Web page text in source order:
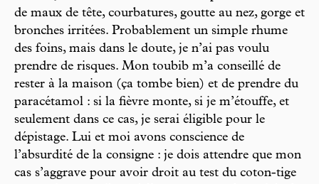
de maux de tête, courbatures, goutte au nez, gorge et
bronches irritées. Probablement un simple rhume
des foins, mais dans le doute, je n’ai pas voulu
prendre de risques. Mon toubib m’a conseillé de
rester à la maison (ça tombe bien) et de prendre du
paracétamol : si la fièvre monte, si je m’étouffe, et
seulement dans ce cas, je serai éligible pour le
dépistage. Lui et moi avons conscience de
l’absurdité de la consigne : je dois attendre que mon
cas s’aggrave pour avoir droit au test du coton-tige